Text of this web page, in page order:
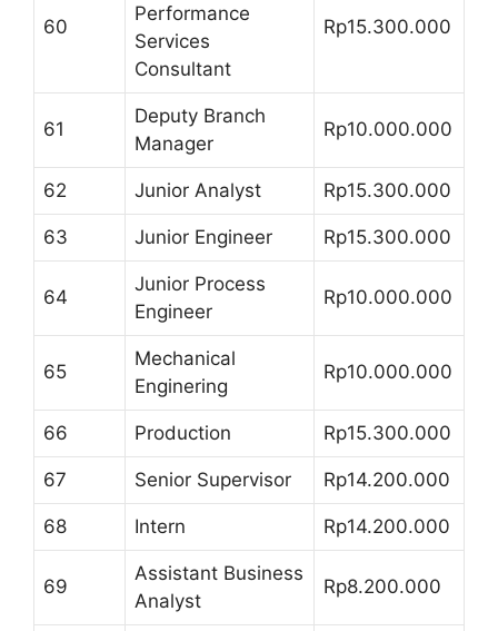
60
Performance
Services
Consultant
Rp15.300.000
61
Deputy Branch
Manager
Rp10.000.000
62 Junior Analyst Rp15.300.000
63 Junior Engineer Rp15.300.000
64
Junior Process
Engineer
Rp10.000.000
65
Mechanical
Enginering
Rp10.000.000
66 Production Rp15.300.000
67 Senior Supervisor Rp14.200.000
68 Intern Rp14.200.000
69
Assistant Business
Analyst
Rp8.200.000